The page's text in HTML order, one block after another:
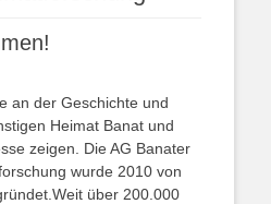
an der Geschichte und
Heimat Banat und
zeigen. Die AG Banater
wurde 2010 von
über 200.000